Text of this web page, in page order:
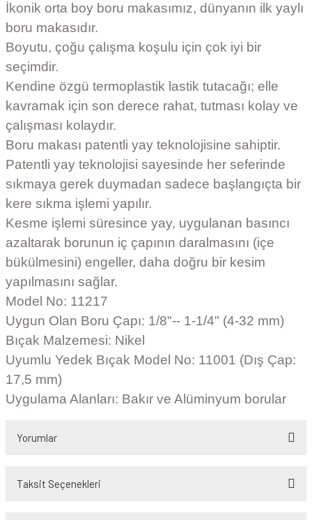
İkonik orta boy boru makasımız, dünyanın ilk yaylı
boru makasıdır.
Boyutu, çoğu çalışma koşulu için çok iyi bir
seçimdir.
Kendine özgü termoplastik lastik tutacağı; elle
kavramak için son derece rahat, tutması kolay ve
çalışması kolaydır.
Boru makası patentli yay teknolojisine sahiptir.
Patentli yay teknolojisi sayesinde her seferinde
sıkmaya gerek duymadan sadece başlangıçta bir
kere sıkma işlemi yapılır.
Kesme işlemi süresince yay, uygulanan basıncı
azaltarak borunun iç çapının daralmasını (içe
bükülmesini) engeller, daha doğru bir kesim
yapılmasını sağlar.
Model No: 11217
Uygun Olan Boru Çapı: 1/8"-- 1-1/4" (4-32 mm)
Bıçak Malzemesi: Nikel
Uyumlu Yedek Bıçak Model No: 11001 (Dış Çap:
17,5 mm)
Uygulama Alanları: Bakır ve Alüminyum borular
Yorumlar
Taksit Seçenekleri